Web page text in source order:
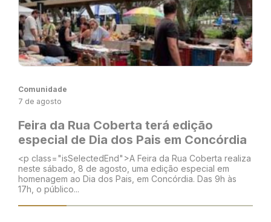
Comunidade
7 de agosto
Feira da Rua Coberta terá edição
especial de Dia dos Pais em Concórdia
<p class="isSelectedEnd">A Feira da Rua Coberta realiza
neste sábado, 8 de agosto, uma edição especial em
homenagem ao Dia dos Pais, em Concórdia. Das 9h às
17h, o público...